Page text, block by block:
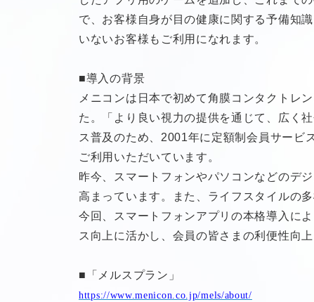
で、お客様自身が目の健康に関する予備知
いないお客様もご利用になれます。
■導入の背景
メニコンは日本で初めて角膜コンタクトレ
た。「より良い視力の提供を通じて、広く
ス普及のため、2001年に定額制会員サービ
ご利用いただいています。
昨今、スマートフォンやパソコンなどのデ
高まっています。また、ライフスタイルの
今回、スマートフォンアプリの本格導入に
ス向上に活かし、会員の皆さまの利便性向
■「メルスプラン」
https://www.menicon.co.jp/mels/about/